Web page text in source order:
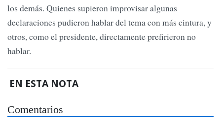
los demás. Quienes supieron improvisar algunas
declaraciones pudieron hablar del tema con más cintura, y
otros, como el presidente, directamente prefirieron no
hablar.
EN ESTA NOTA
Comentarios